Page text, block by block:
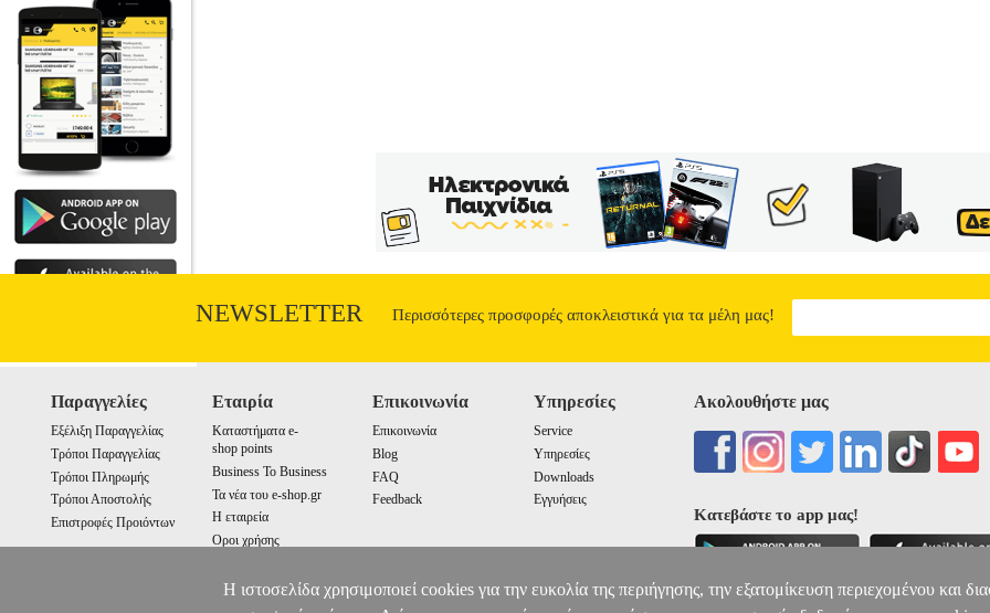
NEWSLETTER Περισσότερες προσφορές αποκλειστικά για τα μέλη μας!
Παραγγελίες
Εξέλιξη Παραγγελίας
Τρόποι Παραγγελίας
Τρόποι Πληρωμής
Τρόποι Αποστολής
Επιστροφές Προιόντων
Εταιρία
Καταστήματα e-
shop points
Business To Business
Τα νέα του e-shop.gr
Η εταιρεία
Οροι χρήσης
Επικοινωνία
Επικοινωνία
Blog
FAQ
Feedback
Υπηρεσίες
Service
Υπηρεσίες
Downloads
Εγγυήσεις
Ακολουθήστε μας
Κατεβάστε το app μας!
Η ιστοσελίδα χρησιμοποιεί cookies για την ευκολία της περιήγησης, την εξατομίκευση περιεχομένου και